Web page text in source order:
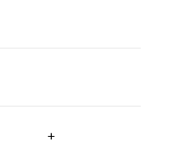
+